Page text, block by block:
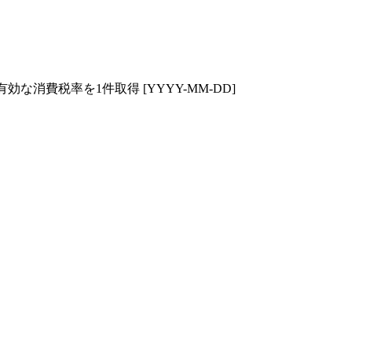
効な消費税率を1件取得 [YYYY-MM-DD]